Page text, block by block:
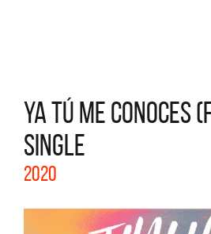
YA TÚ ME CONOCES
SINGLE
2020